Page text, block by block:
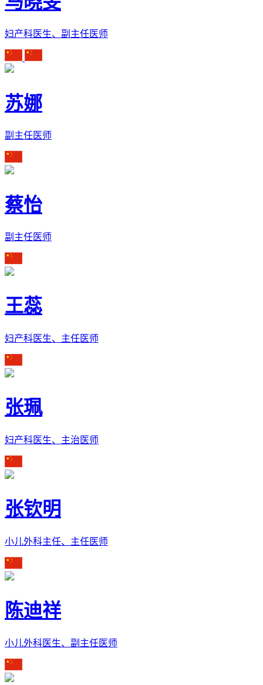
妇产科医生、副主任医师
苏娜
副主任医师
蔡怡
副主任医师
王蕊
妇产科医生、主任医师
张珮
妇产科医生、主治医师
张钦明
小儿外科主任、主任医师
陈迪祥
小儿外科医生、副主任医师